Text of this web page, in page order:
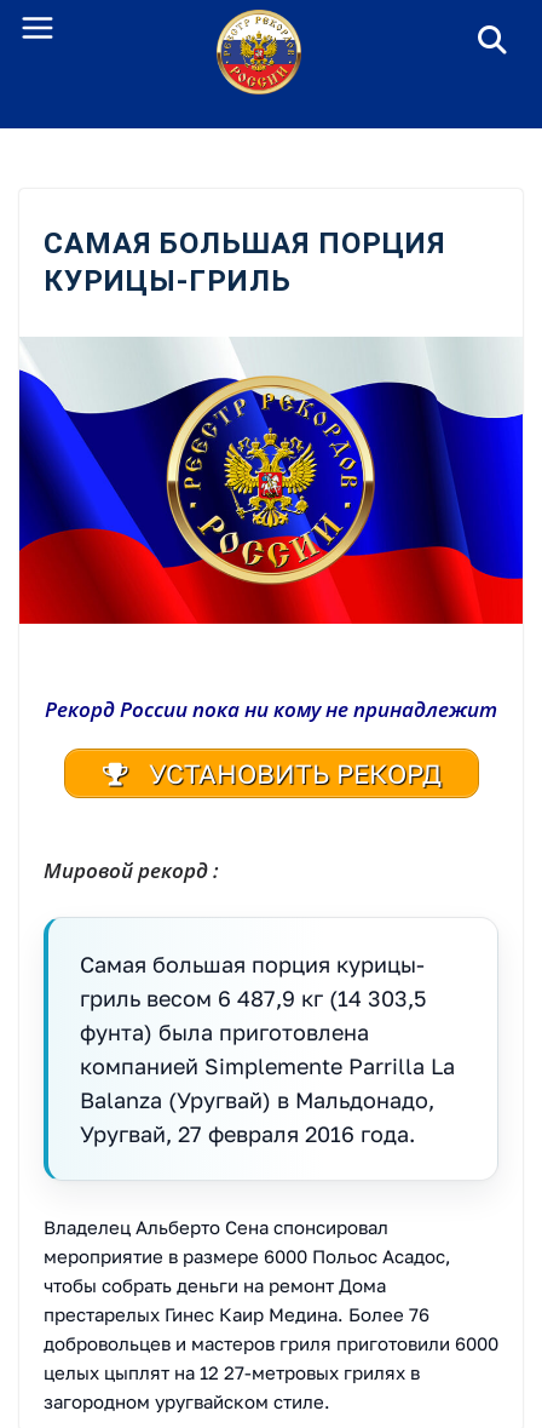
Перейти
САМАЯ БОЛЬШАЯ ПОРЦИЯ
КУРИЦЫ-ГРИЛЬ
Рекорд России пока ни кому не принадлежит
УСТАНОВИТЬ РЕКОРД
Мировой рекорд :
Самая большая порция курицы-
гриль весом 6 487,9 кг (14 303,5
фунта) была приготовлена
компанией Simplemente Parrilla La
Balanza (Уругвай) в Мальдонадо,
Уругвай, 27 февраля 2016 года.
Владелец Альберто Сена спонсировал
мероприятие в размере 6000 Польос Асадос,
чтобы собрать деньги на ремонт Дома
престарелых Гинес Каир Медина. Более 76
добровольцев и мастеров гриля приготовили 6000
целых цыплят на 12 27-метровых грилях в
загородном уругвайском стиле.